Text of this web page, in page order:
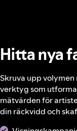
Hitta nya
Skruva upp
verktyg som
mätvärden för
din räckvidd och